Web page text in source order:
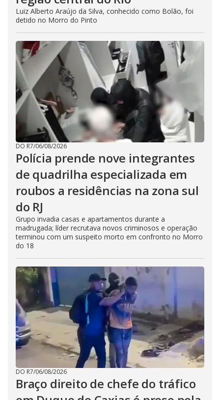
Luiz Alberto Araújo da Silva, conhecido como Bolão, foi
detido no Morro do Pinto
DO R7/06/08/2026
Polícia prende nove integrantes
de quadrilha especializada em
roubos a residências na zona sul
do RJ
Grupo invadia casas e apartamentos durante a
madrugada; líder recrutava novos criminosos e operação
terminou com um suspeito morto em confronto no Morro
do 18
DO R7/06/08/2026
Braço direito de chefe do tráfico